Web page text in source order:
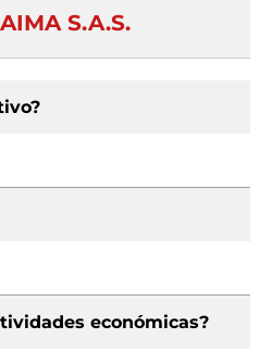
S.A.S.
económicas?